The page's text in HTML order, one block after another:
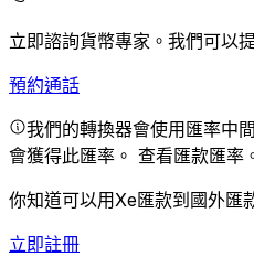
立即諮詢貨幣專家。 我們可以
預約通話
我們的轉換器會使用匯率中
會獲得此匯率。 查看匯款匯率
你知道可以用Xe匯款到國外匯
立即註冊